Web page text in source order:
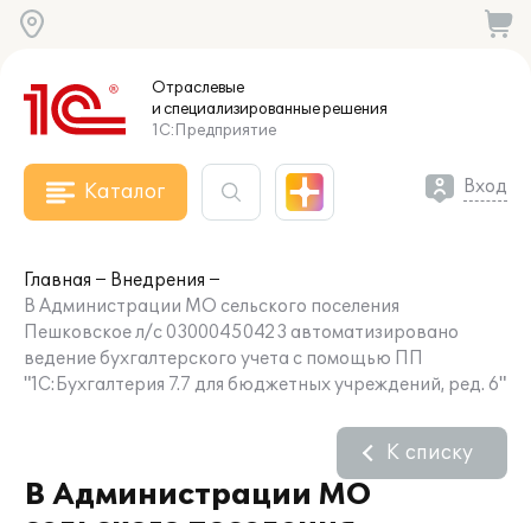
Отраслевые
и специализированныерешения
1С:Предприятие
Каталог Вход
Главная
Внедрения
В Администрации МО сельского поселения
Пешковское л/с 03000450423 автоматизировано
ведение бухгалтерского учета с помощью ПП
"1С:Бухгалтерия 7.7 для бюджетных учреждений, ред. 6"
В Администрации МО
К списку